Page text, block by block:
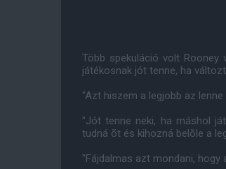
Több spekuláció volt Rooney
játékosnak jót tenne, ha
"Azt hiszem a legjobb az
"Jót tenne neki, ha máshol
tudná õt és kihozná belõle a
"Fájdalmas azt mondani, hogy